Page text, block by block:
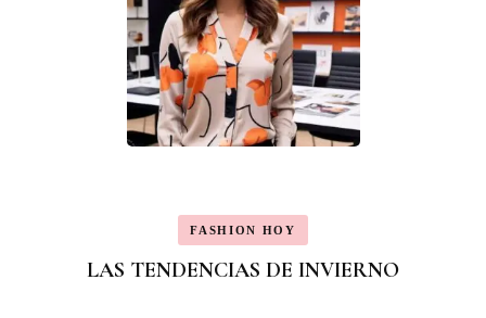
FASHION HOY
LAS TENDENCIAS DE INVIERNO